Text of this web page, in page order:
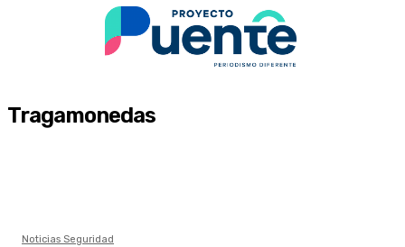
Tragamonedas
Noticias Seguridad